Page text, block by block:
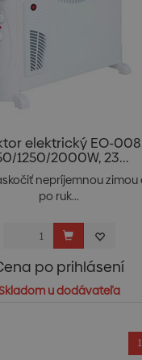
elektrický EO-
1250/2000W, 23...
nepríjemnou
po ruk...
po prihlásení
u dodávateľa
1